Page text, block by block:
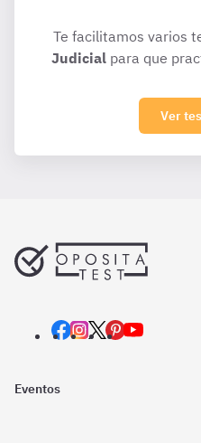
Te facilitamos varios
Judicial para que
Ver
Eventos